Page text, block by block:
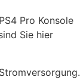
Pro Konsole
Sie hier